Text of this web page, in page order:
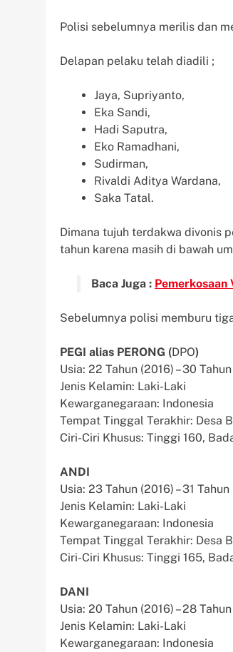
Polisi sebelumnya merilis dan
Delapan pelaku telah diadili ;
Jaya, Supriyanto,
Eka Sandi,
Hadi Saputra,
Eko Ramadhani,
Sudirman,
Rivaldi Aditya Wardana,
Saka Tatal.
Dimana tujuh terdakwa divonis
tahun karena masih di bawah
Baca Juga : Pemerkosaan
Sebelumnya polisi memburu
PEGI alias PERONG (DPO)
Usia: 22 Tahun (2016) – 30
Jenis Kelamin: Laki-Laki
Kewarganegaraan: Indonesia
Tempat Tinggal Terakhir: Desa
Ciri-Ciri Khusus: Tinggi 160,
ANDI
Usia: 23 Tahun (2016) – 31
Jenis Kelamin: Laki-Laki
Kewarganegaraan: Indonesia
Tempat Tinggal Terakhir: Desa
Ciri-Ciri Khusus: Tinggi 165,
DANI
Usia: 20 Tahun (2016) – 28
Jenis Kelamin: Laki-Laki
Kewarganegaraan: Indonesia